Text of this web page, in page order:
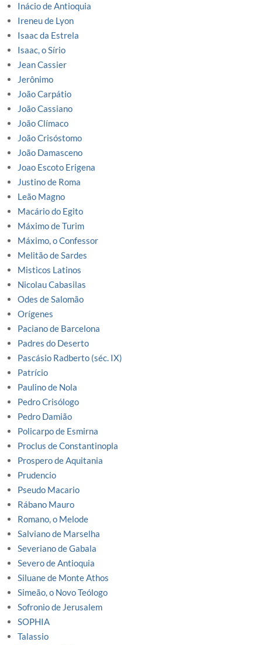
Inácio de Antioquia
Ireneu de Lyon
Isaac da Estrela
Isaac, o Sírio
Jean Cassier
Jerônimo
João Carpátio
João Cassiano
João Clímaco
João Crisóstomo
João Damasceno
Joao Escoto Erigena
Justino de Roma
Leão Magno
Macário do Egito
Máximo de Turim
Máximo, o Confessor
Melitão de Sardes
Misticos Latinos
Nicolau Cabasilas
Odes de Salomão
Orígenes
Paciano de Barcelona
Padres do Deserto
Pascásio Radberto (séc. IX)
Patrício
Paulino de Nola
Pedro Crisólogo
Pedro Damião
Policarpo de Esmirna
Proclus de Constantinopla
Prospero de Aquitania
Prudencio
Pseudo Macario
Rábano Mauro
Romano, o Melode
Salviano de Marselha
Severiano de Gabala
Severo de Antioquia
Siluane de Monte Athos
Simeão, o Novo Teólogo
Sofronio de Jerusalem
SOPHIA
Talassio